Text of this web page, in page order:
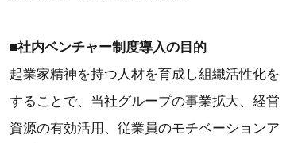
■社内ベンチャー制度導入の目的
起業家精神を持つ人材を育成し組織活性化を
することで、当社グループの事業拡大、経営
資源の有効活用、従業員のモチベーションア